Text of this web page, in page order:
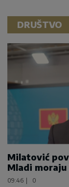
DRUŠTVO
Milatović
Mladi
09:46 0